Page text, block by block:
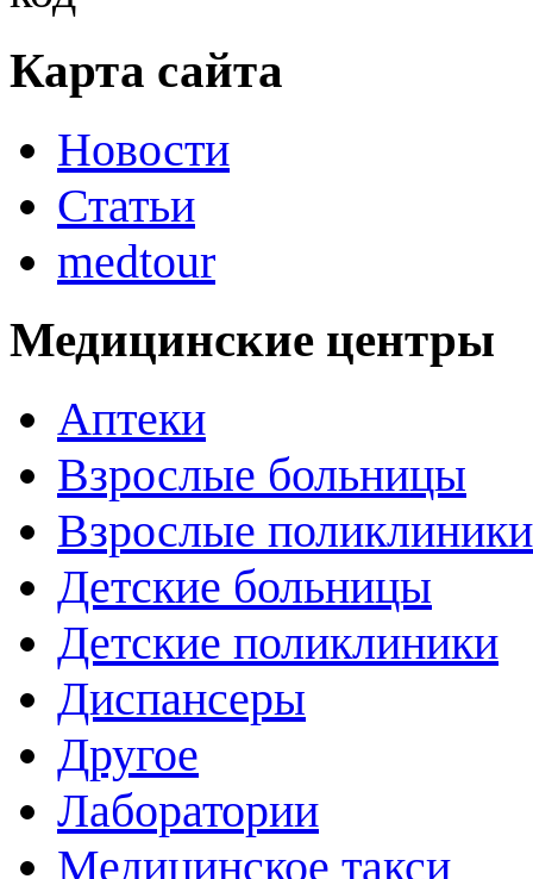
Карта сайта
Новости
Статьи
medtour
Медицинские центры
Аптеки
Взрослые больницы
Взрослые поликлиники
Детские больницы
Детские поликлиники
Диспансеры
Другое
Лаборатории
Медицинское такси